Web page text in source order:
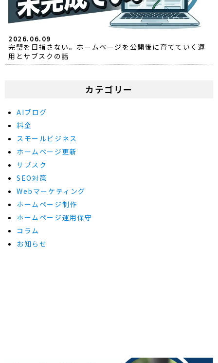
2026.06.09
完璧を目指さない。ホームページを公開後に育てていく運
用とサブスクの話
カテゴリー
AIブログ
料金
スモールビジネス
ホームページ更新
サブスク
SEO対策
Webマーケティング
ホームページ制作
ホームページ運用保守
コラム
お知らせ